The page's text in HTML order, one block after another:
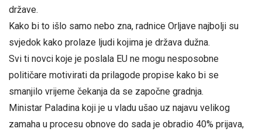
države.
Kako bi to išlo samo nebo zna, radnice Orljave najbolji su
svjedok kako prolaze ljudi kojima je država dužna.
Svi ti novci koje je poslala EU ne mogu nesposobne
političare motivirati da prilagode propise kako bi se
smanjilo vrijeme čekanja da se započne gradnja.
Ministar Paladina koji je u vladu ušao uz najavu velikog
zamaha u procesu obnove do sada je obradio 40% prijava,